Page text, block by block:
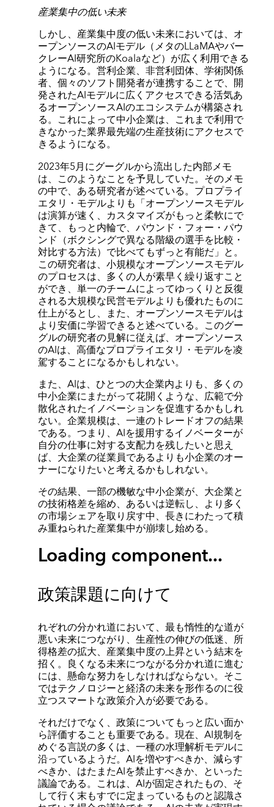
産業集中の低い未来
しかし、産業集中度の低い未来においては、オ
ープンソースのAIモデル（メタのLLaMAやバー
クレーAI研究所のKoalaなど）が広く利用できる
ようになる。営利企業、非営利団体、学術関係
者、個々のソフト開発者が連携することで、開
発されたAIモデルに広くアクセスできる活気あ
るオープンソースAIのエコシステムが構築され
る。これによって中小企業は、これまで利用で
きなかった業界最先端の生産技術にアクセスで
きるようになる。
2023年5月にグーグルから流出した内部メモ
は、このようなことを予見していた。そのメモ
の中で、ある研究者が述べている。プロプライ
エタリ・モデルよりも「オープンソースモデル
は演算が速く、カスタマイズがもっと柔軟にで
きて、もっと内輪で、パウンド・フォー・パウ
ンド（ボクシングで異なる階級の選手を比較・
対比する方法）で比べてもずっと有能だ」と。
この研究者は、小規模なオープンソースモデル
のプロセスは、多くの人が素早く繰り返すこと
ができ、単一のチームによってゆっくりと反復
される大規模な民営モデルよりも優れたものに
仕上がるとし、また、オープンソースモデルは
より安価に学習できると述べている。このグー
グルの研究者の見解に従えば、オープンソース
のAIは、高価なプロプライエタリ・モデルを凌
駕することになるかもしれない。
また、AIは、ひとつの大企業内よりも、多くの
中小企業にまたがって花開くような、広範で分
散化されたイノベーションを促進するかもしれ
ない。企業規模は、一連のトレードオフの結果
である。つまり、AIを援用するイノベーターが
自分の仕事に対する支配力を残したいと思え
ば、大企業の従業員であるよりも小企業のオー
ナーになりたいと考えるかもしれない。
その結果、一部の機敏な中小企業が、大企業と
の技術格差を縮め、あるいは逆転し、より多く
の市場シェアを取り戻す中、長きにわたって積
み重ねられた産業集中が崩壊し始める。
Loading component...
政策課題に向けて
れぞれの分かれ道において、最も惰性的な道が
悪い未来につながり、生産性の伸びの低迷、所
得格差の拡大、産業集中度の上昇という結末を
招く。良くなる未来につながる分かれ道に進む
には、懸命な努力をしなければならない。そこ
ではテクノロジーと経済の未来を形作るのに役
立つスマートな政策介入が必要である。
それだけでなく、政策についてもっと広い面か
ら評価することも重要である。現在、AI規制を
めぐる言説の多くは、一種の水理解析モデルに
沿っているようだ。AIを増やすべきか、減らす
べきか、はたまたAIを禁止すべきか、といった
議論である。これは、AIが固定されたもの、そ
して行く末もすでに定まっているものと認識さ